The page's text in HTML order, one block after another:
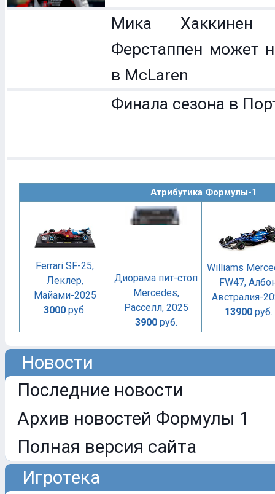
Мика Хаккинен
Ферстаппен может
в McLaren
Финала сезона в
Атрибутика Формулы-1
Ferrari SF-25,
Леклер,
Майами-2025
3000 руб.
Диорама пит-стоп
Mercedes,
Расселл, 2025
3900руб.
Williams
FW47,
Австралия-
13900 руб.
Новости
Последние новости
Архив новостей Формулы 1
Полная версия сайта
Игротека